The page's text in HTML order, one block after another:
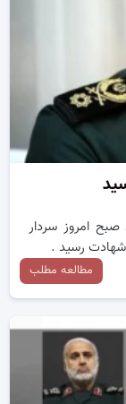
امروز سردار
شهادت رسید .
مطالعه مطلب